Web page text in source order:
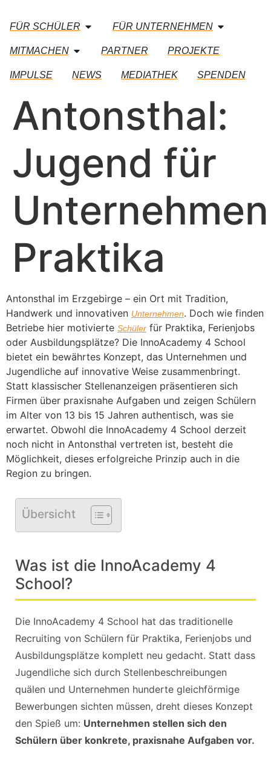
FÜR SCHÜLER FÜR UNTERNEHMEN
MITMACHEN PARTNER PROJEKTE
IMPULSE NEWS MEDIATHEK SPENDEN
Antonsthal:
Jugend für
Praktika
Antonsthal im Erzgebirge – ein Ort mit Tradition,
Handwerk und innovativen Unternehmen. Doch wie finden
Betriebe hier motivierte Schüler für Praktika, Ferienjobs
oder Ausbildungsplätze? Die InnoAcademy 4 School
bietet ein bewährtes Konzept, das Unternehmen und
Jugendliche auf innovative Weise zusammenbringt.
Statt klassischer Stellenanzeigen präsentieren sich
Firmen über praxisnahe Aufgaben und zeigen Schülern
im Alter von 13 bis 15 Jahren authentisch, was sie
erwartet. Obwohl die InnoAcademy 4 School derzeit
noch nicht in Antonsthal vertreten ist, besteht die
Möglichkeit, dieses erfolgreiche Prinzip auch in die
Region zu bringen.
Übersicht
Was ist die InnoAcademy 4
School?
Die InnoAcademy 4 School hat das traditionelle
Recruiting von Schülern für Praktika, Ferienjobs und
Ausbildungsplätze komplett neu gedacht. Statt dass
Jugendliche sich durch Stellenbeschreibungen
quälen und Unternehmen hunderte gleichförmige
Bewerbungen sichten müssen, dreht dieses Konzept
den Spieß um: Unternehmen stellen sich den
Schülern über konkrete, praxisnahe Aufgaben vor.